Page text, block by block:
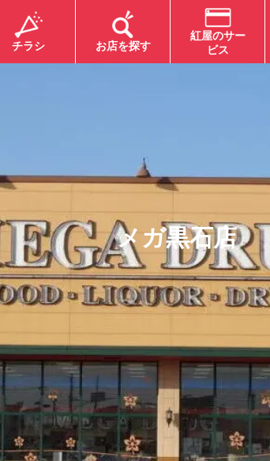
チラシ お店を探す
紅屋のサー
ビス
青森地区】メガのOh!
)準備セール！
【MEGA能代/
のOh!Bom(お盆
メ ガ黒石店